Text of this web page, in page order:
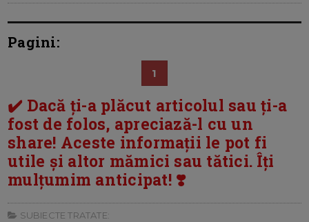
Pagini:
1
✔️ Dacă ți-a plăcut articolul sau ți-a
fost de folos, apreciază-l cu un
share! Aceste informații le pot fi
utile și altor mămici sau tătici. Îți
mulțumim anticipat! ❣️
SUBIECTE TRATATE: